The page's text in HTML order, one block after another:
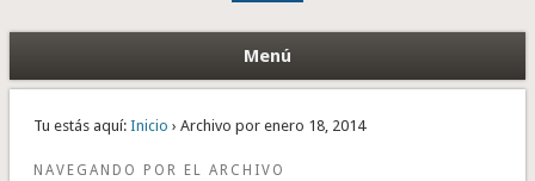
Menú
Tu estás aquí: Inicio › Archivo por enero 18, 2014
NAVEGANDO POR EL ARCHIVO